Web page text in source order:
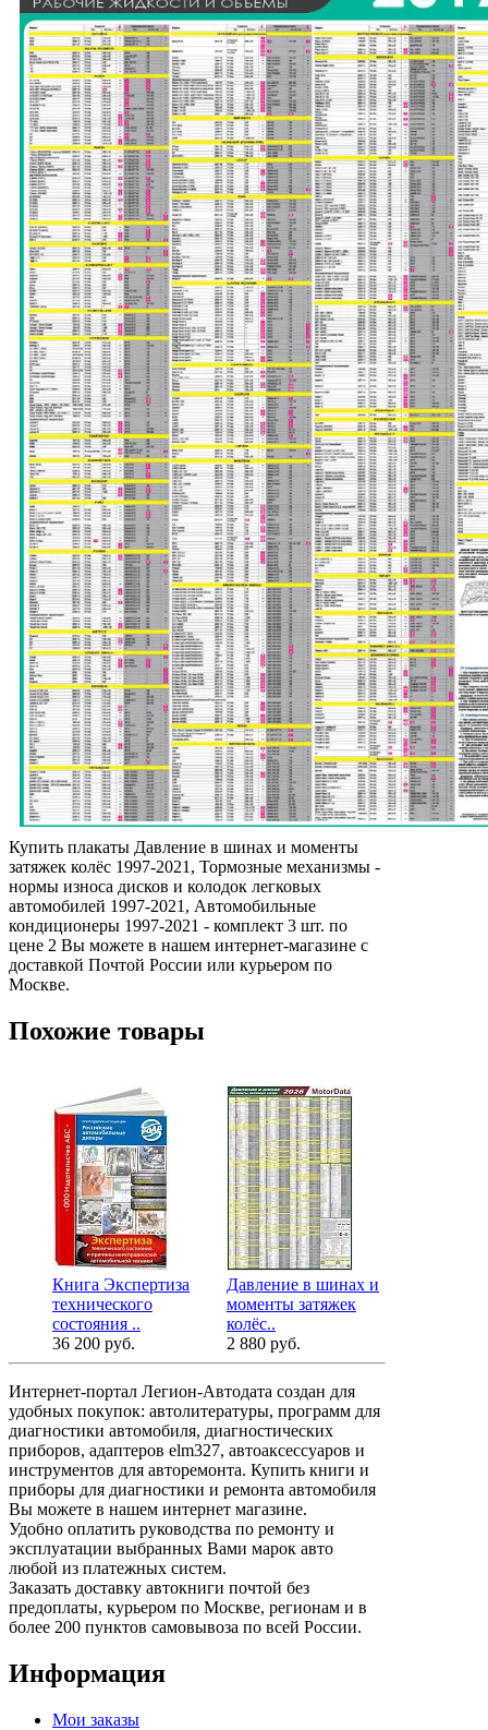
Купить плакаты Давление в шинах и моменты
затяжек колёс 1997-2021, Тормозные механизмы -
нормы износа дисков и колодок легковых
автомобилей 1997-2021, Автомобильные
кондиционеры 1997-2021 - комплект 3 шт. по
цене 2 Вы можете в нашем интернет-магазине с
доставкой Почтой России или курьером по
Москве.
Похожие товары
Книга Экспертиза
технического
состояния ..
36 200 руб.
Давление в шинах и
моменты затяжек
колёс..
2 880 руб.
Интернет-портал Легион-Автодата создан для
удобных покупок: автолитературы, программ для
диагностики автомобиля, диагностических
приборов, адаптеров elm327, автоаксессуаров и
инструментов для авторемонта. Купить книги и
приборы для диагностики и ремонта автомобиля
Вы можете в нашем интернет магазине.
Удобно оплатить руководства по ремонту и
эксплуатации выбранных Вами марок авто
любой из платежных систем.
Заказать доставку автокниги почтой без
предоплаты, курьером по Москве, регионам и в
более 200 пунктов самовывоза по всей России.
Информация
Мои заказы